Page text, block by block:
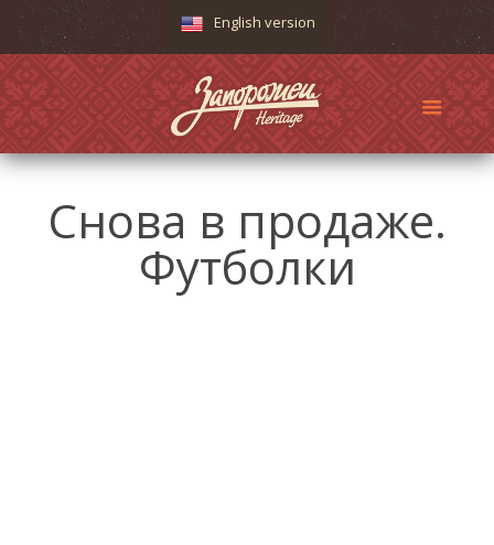
English version
Снова в продаже.
Футболки